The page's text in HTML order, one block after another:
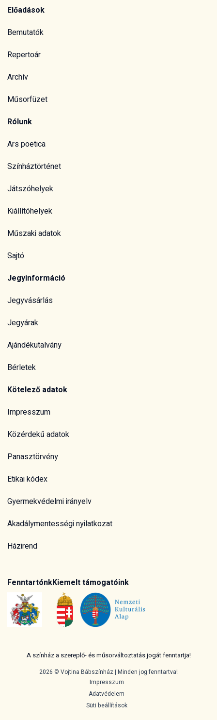
Előadások
Bemutatók
Repertoár
Archív
Műsorfüzet
Rólunk
Ars poetica
Színháztörténet
Játszóhelyek
Kiállítóhelyek
Műszaki adatok
Sajtó
Jegyinformáció
Jegyvásárlás
Jegyárak
Ajándékutalvány
Bérletek
Kötelező adatok
Impresszum
Közérdekű adatok
Panasztörvény
Etikai kódex
Gyermekvédelmi irányelv
Akadálymentességi nyilatkozat
Házirend
FenntartónkKiemelt támogatóink
A színház a szereplő- és műsorváltoztatás jogát fenntartja!
2026 © Vojtina Bábszínház | Minden jog fenntartva!
Impresszum
Adatvédelem
Süti beállítások